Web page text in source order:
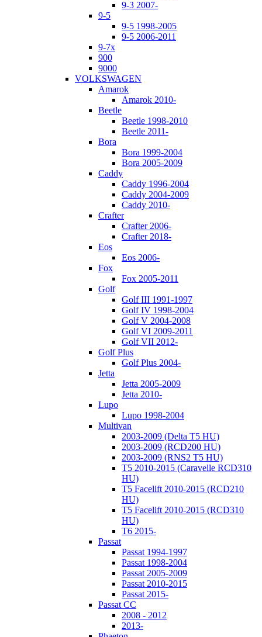
9-3 2007-
9-5
9-5 1998-2005
9-5 2006-2011
9-7x
900
9000
VOLKSWAGEN
Amarok
Amarok 2010-
Beetle
Beetle 1998-2010
Beetle 2011-
Bora
Bora 1999-2004
Bora 2005-2009
Caddy
Caddy 1996-2004
Caddy 2004-2009
Caddy 2010-
Crafter
Crafter 2006-
Crafter 2018-
Eos
Eos 2006-
Fox
Fox 2005-2011
Golf
Golf III 1991-1997
Golf IV 1998-2004
Golf V 2004-2008
Golf VI 2009-2011
Golf VII 2012-
Golf Plus
Golf Plus 2004-
Jetta
Jetta 2005-2009
Jetta 2010-
Lupo
Lupo 1998-2004
Multivan
2003-2009 (Delta T5 HU)
2003-2009 (RCD200 HU)
2003-2009 (RNS2 T5 HU)
T5 2010-2015 (Caravelle RCD310
HU)
T5 Facelift 2010-2015 (RCD210
HU)
T5 Facelift 2010-2015 (RCD310
HU)
T6 2015-
Passat
Passat 1994-1997
Passat 1998-2004
Passat 2005-2009
Passat 2010-2015
Passat 2015-
Passat CC
2008 - 2012
2013-